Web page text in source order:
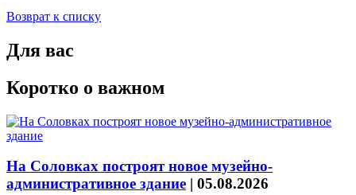
Возврат к списку
Для вас
Коротко о важном
На Соловках построят новое музейно-
административное здание | 05.08.2026